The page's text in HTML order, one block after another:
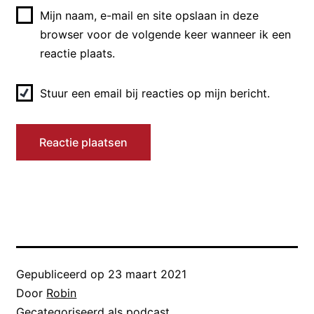
Nederlands volkslied zingen dat we
van Duits bloed zijn? Dat kan op
verschillende manieren uitgelegd
Ten eerste kwam Willem van Oranje
uit Duitsland. Een van de
belangrijkste personen uit de
bestond Duitsland nog niet, maar hij
is geboren in Dillenburg in Hessen.
Dat ligt tegenwoordig in Duitsland.
Mijn naam, e-mail en site opslaan in deze
browser voor de volgende keer wanneer ik een
reactie plaats.
Stuur een email bij reacties op mijn bericht.
Gepubliceerd op 23 maart 2021
Door Robin